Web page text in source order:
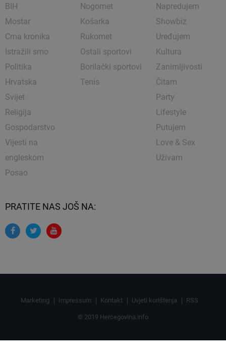
BIH
Mostar
Crna kronika
Istražili smo
Politika
Hrvatska
Svijet
Religija
Gospodarstvo
Vijesti na
engleskom
Posao
Nogomet
Košarka
Rukomet
Ostali sportovi
Borilački sportovi
Tenis
Napredujem
Showbiz
Uređujem
Kultura
Zanimljivosti
Čitam
Party
Lifestyle
Putujem
Love & Sex
Uživam
PRATITE NAS JOŠ NA:
Marketing Impressum Kontakt Uvjeti korištenja RSS
© 2019 Hercegovina.info